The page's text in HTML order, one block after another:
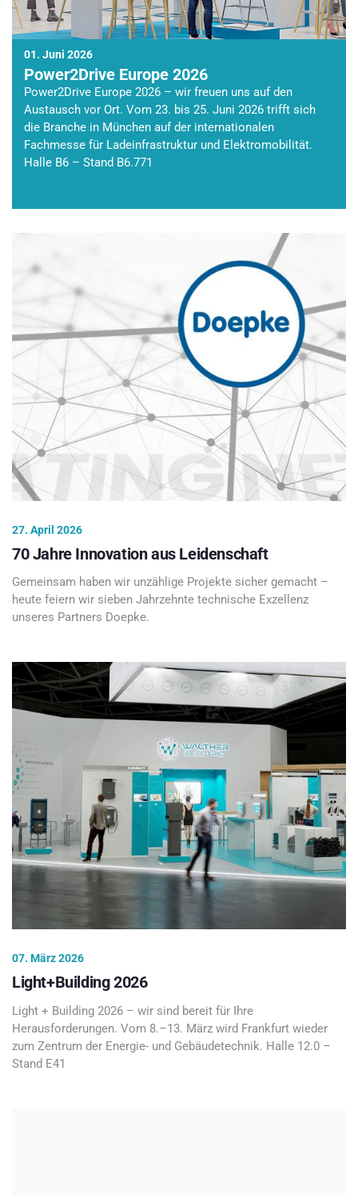
01. Juni 2026
Power2Drive Europe 2026
Power2Drive Europe 2026 – wir freuen uns auf den
Austausch vor Ort. Vom 23. bis 25. Juni 2026 trifft sich
die Branche in München auf der internationalen
Fachmesse für Ladeinfrastruktur und Elektromobilität.
Halle B6 – Stand B6.771
27. April 2026
70 Jahre Innovation aus Leidenschaft
Gemeinsam haben wir unzählige Projekte sicher gemacht –
heute feiern wir sieben Jahrzehnte technische Exzellenz
unseres Partners Doepke.
07. März 2026
Light+Building 2026
Light + Building 2026 – wir sind bereit für Ihre
Herausforderungen. Vom 8.–13. März wird Frankfurt wieder
zum Zentrum der Energie- und Gebäudetechnik. Halle 12.0 –
Stand E41